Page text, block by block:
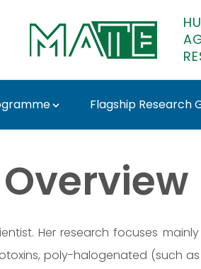
Flagship Research
Dr.
Overview
Her research focuses
poly-halogenated (such